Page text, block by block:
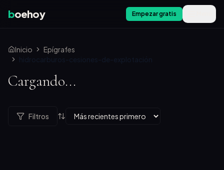
boehoy Empezar gratis
Inicio
Epígrafes
hidrocarburos-cesiones-de-explotación
Cargando...
Filtros